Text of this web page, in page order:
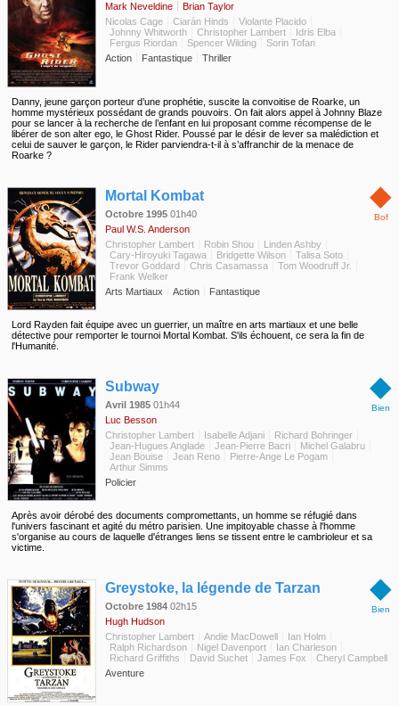
Mark Neveldine
Brian Taylor
Nicolas Cage
Ciarán Hinds
Violante Placido
Johnny Whitworth
Christopher Lambert
Idris Elba
Fergus Riordan
Spencer Wilding
Sorin Tofan
Action
Fantastique Thriller
Danny, jeune garçon porteur d’une prophétie, suscite la convoitise de Roarke, un
homme mystérieux possédant de grands pouvoirs. On fait alors appel à Johnny Blaze
pour se lancer à la recherche de l’enfant en lui proposant comme récompense de le
libérer de son alter ego, le Ghost Rider. Poussé par le désir de lever sa malédiction et
celui de sauver le garçon, le Rider parviendra-t-il à s’affranchir de la menace de
Roarke ?
◆
Bof
Mortal Kombat
Octobre 1995 01h40
Paul W.S. Anderson
Christopher Lambert
Robin Shou
Linden Ashby
Cary-Hiroyuki Tagawa
Bridgette Wilson
Talisa Soto
Trevor Goddard
Chris Casamassa
Tom Woodruff Jr.
Frank Welker
Arts Martiaux
Action Fantastique
Lord Rayden fait équipe avec un guerrier, un maître en arts martiaux et une belle
détective pour remporter le tournoi Mortal Kombat. S'ils échouent, ce sera la fin de
l'Humanité.
◆
Bien
Subway
Avril 1985 01h44
Luc Besson
Christopher Lambert
Isabelle Adjani
Richard Bohringer
Jean-Hugues Anglade
Jean-Pierre Bacri
Michel Galabru
Jean Bouise
Jean Reno
Pierre-Ange Le Pogam
Arthur Simms
Policier
Après avoir dérobé des documents compromettants, un homme se réfugié dans
l'univers fascinant et agité du métro parisien. Une impitoyable chasse à l'homme
s'organise au cours de laquelle d'étranges liens se tissent entre le cambrioleur et sa
victime.
◆
Bien
Greystoke, la légende de Tarzan
Octobre 1984 02h15
Hugh Hudson
Christopher Lambert
Andie MacDowell
Ian Holm
Ralph Richardson
Nigel Davenport
Ian Charleson
Richard Griffiths
David Suchet James Fox
Cheryl Campbell
Aventure